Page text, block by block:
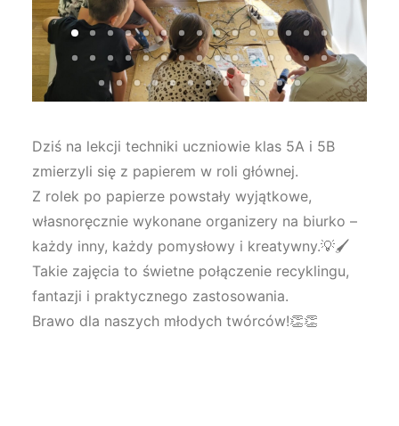
Dziś na lekcji techniki uczniowie klas 5A i 5B
zmierzyli się z papierem w roli głównej.
Z rolek po papierze powstały wyjątkowe,
własnoręcznie wykonane organizery na biurko –
każdy inny, każdy pomysłowy i kreatywny.💡🖌️
Takie zajęcia to świetne połączenie recyklingu,
fantazji i praktycznego zastosowania.
Brawo dla naszych młodych twórców!👏👏